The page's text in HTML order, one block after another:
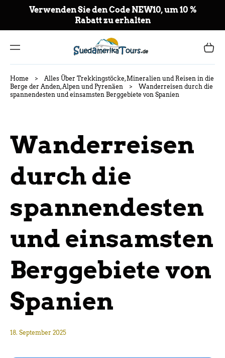
LT
Verwenden Sie den Code NEW10, um 10 %
Rabatt zu erhalten
Home >
Alles Über Trekkingstöcke, Mineralien und Reisen in die
Berge der Anden, Alpen und Pyrenäen
>
Wanderreisen durch die
spannendesten und einsamsten Berggebiete von Spanien
Wanderreisen
durch die
spannendesten
und einsamsten
Berggebiete von
Spanien
18. September 2025